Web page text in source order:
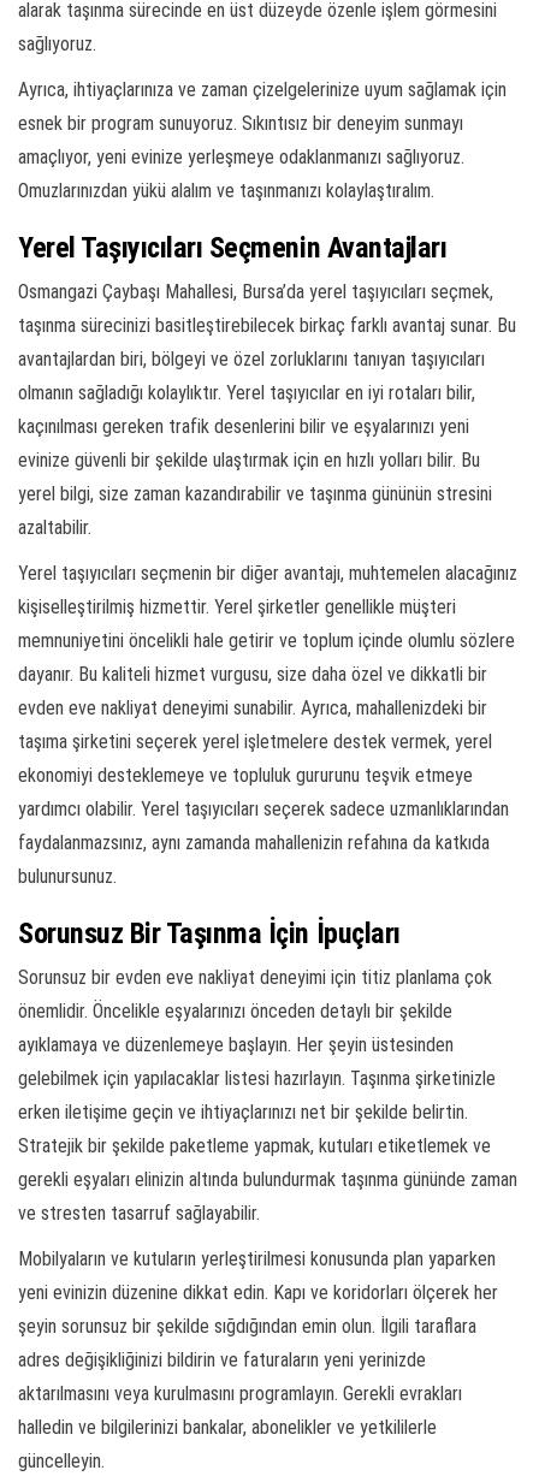
alarak taşınma sürecinde en üst düzeyde özenle işlem görmesini
sağlıyoruz.
Ayrıca, ihtiyaçlarınıza ve zaman çizelgelerinize uyum sağlamak için
esnek bir program sunuyoruz. Sıkıntısız bir deneyim sunmayı
amaçlıyor, yeni evinize yerleşmeye odaklanmanızı sağlıyoruz.
Omuzlarınızdan yükü alalım ve taşınmanızı kolaylaştıralım.
Yerel Taşıyıcıları Seçmenin Avantajları
Osmangazi Çaybaşı Mahallesi, Bursa’da yerel taşıyıcıları seçmek,
taşınma sürecinizi basitleştirebilecek birkaç farklı avantaj sunar. Bu
avantajlardan biri, bölgeyi ve özel zorluklarını tanıyan taşıyıcıları
olmanın sağladığı kolaylıktır. Yerel taşıyıcılar en iyi rotaları bilir,
kaçınılması gereken trafik desenlerini bilir ve eşyalarınızı yeni
evinize güvenli bir şekilde ulaştırmak için en hızlı yolları bilir. Bu
yerel bilgi, size zaman kazandırabilir ve taşınma gününün stresini
azaltabilir.
Yerel taşıyıcıları seçmenin bir diğer avantajı, muhtemelen alacağınız
kişiselleştirilmiş hizmettir. Yerel şirketler genellikle müşteri
memnuniyetini öncelikli hale getirir ve toplum içinde olumlu sözlere
dayanır. Bu kaliteli hizmet vurgusu, size daha özel ve dikkatli bir
evden eve nakliyat deneyimi sunabilir. Ayrıca, mahallenizdeki bir
taşıma şirketini seçerek yerel işletmelere destek vermek, yerel
ekonomiyi desteklemeye ve topluluk gururunu teşvik etmeye
yardımcı olabilir. Yerel taşıyıcıları seçerek sadece uzmanlıklarından
faydalanmazsınız, aynı zamanda mahallenizin refahına da katkıda
bulunursunuz.
Sorunsuz Bir Taşınma İçin İpuçları
Sorunsuz bir evden eve nakliyat deneyimi için titiz planlama çok
önemlidir. Öncelikle eşyalarınızı önceden detaylı bir şekilde
ayıklamaya ve düzenlemeye başlayın. Her şeyin üstesinden
gelebilmek için yapılacaklar listesi hazırlayın. Taşınma şirketinizle
erken iletişime geçin ve ihtiyaçlarınızı net bir şekilde belirtin.
Stratejik bir şekilde paketleme yapmak, kutuları etiketlemek ve
gerekli eşyaları elinizin altında bulundurmak taşınma gününde zaman
ve stresten tasarruf sağlayabilir.
Mobilyaların ve kutuların yerleştirilmesi konusunda plan yaparken
yeni evinizin düzenine dikkat edin. Kapı ve koridorları ölçerek her
şeyin sorunsuz bir şekilde sığdığından emin olun. İlgili taraflara
adres değişikliğinizi bildirin ve faturaların yeni yerinizde
aktarılmasını veya kurulmasını programlayın. Gerekli evrakları
halledin ve bilgilerinizi bankalar, abonelikler ve yetkililerle
güncelleyin.